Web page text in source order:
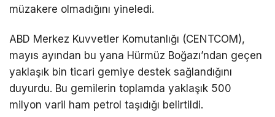
müzakere olmadığını yineledi.
ABD Merkez Kuvvetler Komutanlığı (CENTCOM),
mayıs ayından bu yana Hürmüz Boğazı’ndan geçen
yaklaşık bin ticari gemiye destek sağlandığını
duyurdu. Bu gemilerin toplamda yaklaşık 500
milyon varil ham petrol taşıdığı belirtildi.